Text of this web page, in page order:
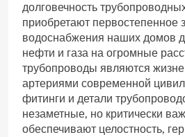
долговечность
приобретают первостепенное
водоснабжения наших домов
нефти и газа на огромные
трубопроводы являются
артериями современной
фитинги и детали
незаметные, но критически
обеспечивают целостность,